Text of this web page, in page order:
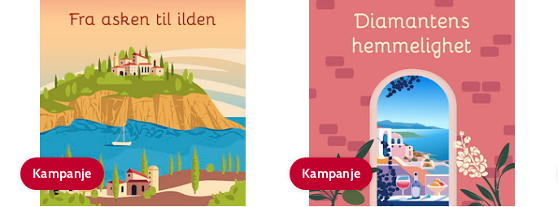
Kampanje Kampanje